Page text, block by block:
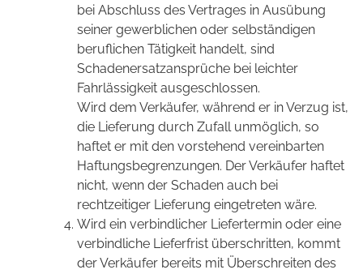
bei Abschluss des Vertrages in Ausübung
seiner gewerblichen oder selbständigen
beruflichen Tätigkeit handelt, sind
Schadenersatzansprüche bei leichter
Fahrlässigkeit ausgeschlossen.
Wird dem Verkäufer, während er in Verzug ist,
die Lieferung durch Zufall unmöglich, so
haftet er mit den vorstehend vereinbarten
Haftungsbegrenzungen. Der Verkäufer haftet
nicht, wenn der Schaden auch bei
rechtzeitiger Lieferung eingetreten wäre.
Wird ein verbindlicher Liefertermin oder eine
verbindliche Lieferfrist überschritten, kommt
der Verkäufer bereits mit Überschreiten des